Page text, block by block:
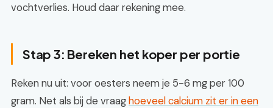
vochtverlies. Houd daar rekening mee.
Stap 3: Bereken het koper per portie
Reken nu uit: voor oesters neem je 5-6 mg per 100
gram. Net als bij de vraaghoeveel calcium zit er in een